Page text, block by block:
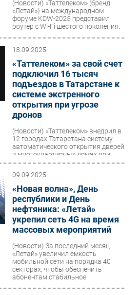
(Новости) «Таттелеком» (бренд
«Летай») на международном
форуме KDW-2025 представил
роутер с Wi-Fi шестого поколения.
18.09.2025
«Таттелеком» за свой счет
подключил 16 тысяч
подъездов в Татарстане к
системе экстренного
открытия при угрозе
дронов
(Новости) «Таттелеком» внедрил в
12 городах Татарстана систему
автоматического открытия дверей
в многоквартирных домах при
объявлении угрозы...
09.09.2025
«Новая волна», День
республики и День
нефтяника: «Летай»
укрепил сеть 4G на время
массовых мероприятий
(Новости) За последний месяц
«Летай» увеличил емкость
мобильной сети на порядка 40
секторах, чтобы обеспечить
абонентам стабильное